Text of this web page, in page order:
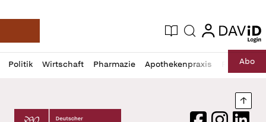
Deutsche Apotheker Zeitung
Aktuelle Ausgabe
Suche login
login
Politik Wirtschaft Pharmazie Apothekenpraxis RechtAbo
Profil
öffnen
Daz
Pur
Deutscher Apotheker Verlag Logo
FacebookInstagram